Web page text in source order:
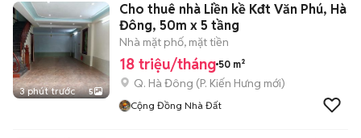
3 phút trước 5
Cho thuê nhà Liền kề Kđt Văn Phú, Hà
Đông, 50m x 5 tầng
Nhà mặt phố, mặt tiền
18 triệu/tháng 50 m²
Q. Hà Đông (P. Kiến Hưng mới)
Cộng Đồng Nhà Đất